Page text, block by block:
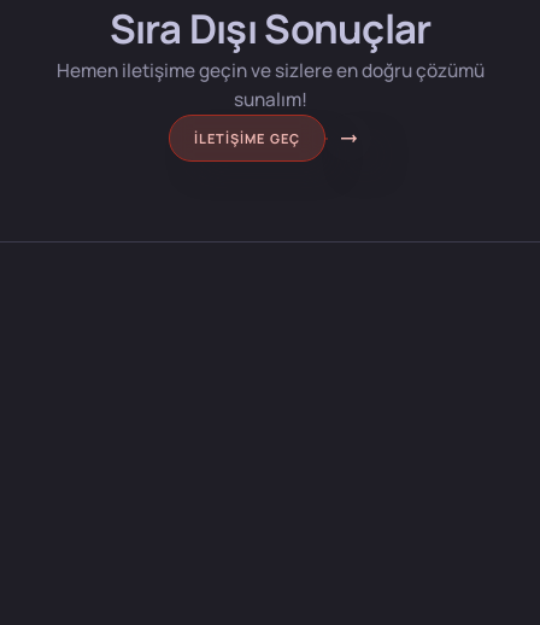
Sıra Dışı Sonuçlar
Hemen iletişime geçin ve sizlere en doğru çözümü
sunalım!
İLETIŞIME GEÇ